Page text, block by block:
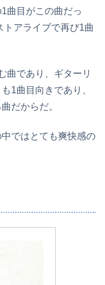
曲目がこの曲だっ
アライブで再び1曲
曲であり、ギターリ
1曲目向きであり、
だからだ。
ではとても爽快感の